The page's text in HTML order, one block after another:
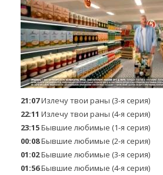
21:07Излечу твои раны (3-я серия)
22:11 Излечу твои раны (4-я серия)
23:15Бывшие любимые (1-я серия)
00:08Бывшие любимые (2-я серия)
01:02Бывшие любимые (3-я серия)
01:56Бывшие любимые (4-я серия)